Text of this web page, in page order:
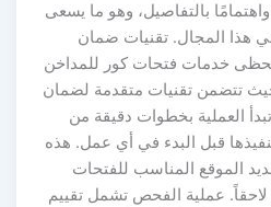
بالتفاصيل، وهو ما يسعى
تقنيات ضمان
فتحات كور للمداخن
تقنيات متقدمة لضمان
بخطوات دقيقة من
قبل البدء في أي عمل. هذه
المناسب للفتحات
الفحص تشمل تقييم